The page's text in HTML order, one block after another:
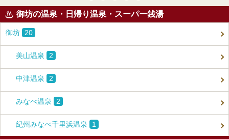
御坊の温泉・日帰り温泉・スーパー銭湯
御坊 20
美山温泉 2
中津温泉 2
みなべ温泉 2
紀州みなべ千里浜温泉 1